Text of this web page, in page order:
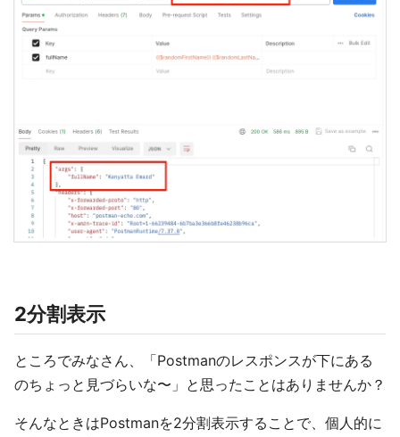
2分割表示
ところでみなさん、「Postmanのレスポンスが下にある
のちょっと見づらいな〜」と思ったことはありませんか？
そんなときはPostmanを2分割表示することで、個人的に